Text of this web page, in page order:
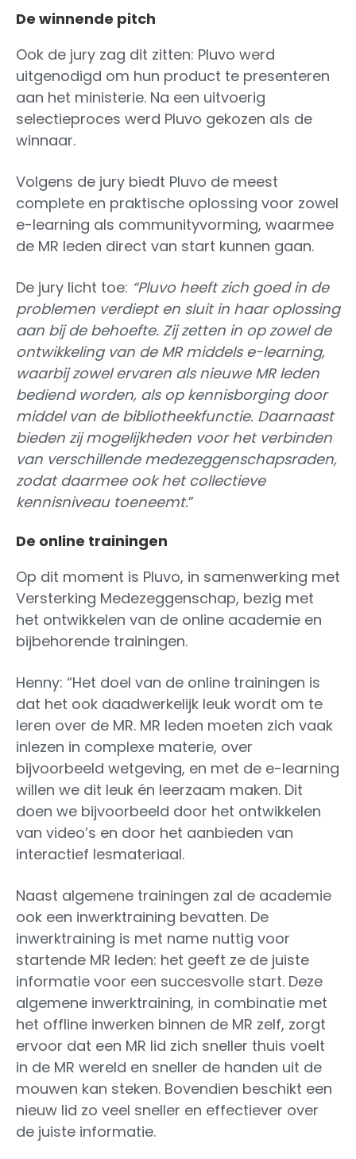
De winnende pitch
Ook de jury zag dit zitten: Pluvo werd
uitgenodigd om hun product te presenteren
aan het ministerie. Na een uitvoerig
selectieproces werd Pluvo gekozen als de
winnaar.
Volgens de jury biedt Pluvo de meest
complete en praktische oplossing voor zowel
e-learning als communityvorming, waarmee
de MR leden direct van start kunnen gaan.
De jury licht toe: “Pluvo heeft zich goed in de
problemen verdiept en sluit in haar oplossing
aan bij de behoefte. Zij zetten in op zowel de
ontwikkeling van de MR middels e-learning,
waarbij zowel ervaren als nieuwe MR leden
bediend worden, als op kennisborging door
middel van de bibliotheekfunctie. Daarnaast
bieden zij mogelijkheden voor het verbinden
van verschillende medezeggenschapsraden,
zodat daarmee ook het collectieve
kennisniveau toeneemt.”
De online trainingen
Op dit moment is Pluvo, in samenwerking met
Versterking Medezeggenschap, bezig met
het ontwikkelen van de online academie en
bijbehorende trainingen.
Henny: “Het doel van de online trainingen is
dat het ook daadwerkelijk leuk wordt om te
leren over de MR. MR leden moeten zich vaak
inlezen in complexe materie, over
bijvoorbeeld wetgeving, en met de e-learning
willen we dit leuk én leerzaam maken. Dit
doen we bijvoorbeeld door het ontwikkelen
van video’s en door het aanbieden van
interactief lesmateriaal.
Naast algemene trainingen zal de academie
ook een inwerktraining bevatten. De
inwerktraining is met name nuttig voor
startende MR leden: het geeft ze de juiste
informatie voor een succesvolle start. Deze
algemene inwerktraining, in combinatie met
het offline inwerken binnen de MR zelf, zorgt
ervoor dat een MR lid zich sneller thuis voelt
in de MR wereld en sneller de handen uit de
mouwen kan steken. Bovendien beschikt een
nieuw lid zo veel sneller en effectiever over
de juiste informatie.